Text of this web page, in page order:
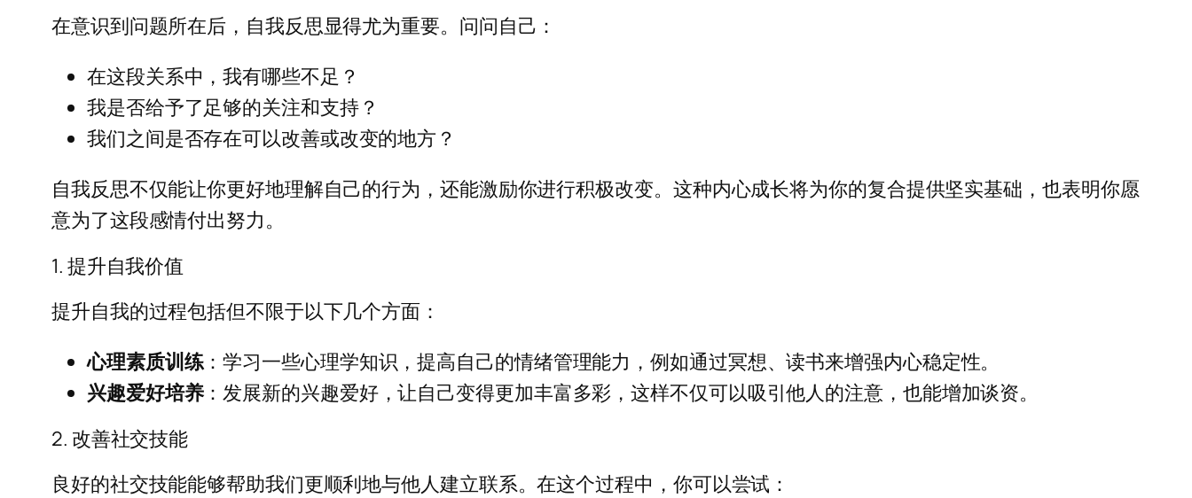
在意识到问题所在后，自我反思显得尤为重要。问问自己：
在这段关系中，我有哪些不足？
我是否给予了足够的关注和支持？
我们之间是否存在可以改善或改变的地方？
自我反思不仅能让你更好地理解自己的行为，还能激励你进行积极改变。这种内心成长将为你的复合提供坚实基础，也表明你愿
意为了这段感情付出努力。
1. 提升自我价值
提升自我的过程包括但不限于以下几个方面：
心理素质训练：学习一些心理学知识，提高自己的情绪管理能力，例如通过冥想、读书来增强内心稳定性。
兴趣爱好培养：发展新的兴趣爱好，让自己变得更加丰富多彩，这样不仅可以吸引他人的注意，也能增加谈资。
2. 改善社交技能
良好的社交技能能够帮助我们更顺利地与他人建立联系。在这个过程中，你可以尝试：